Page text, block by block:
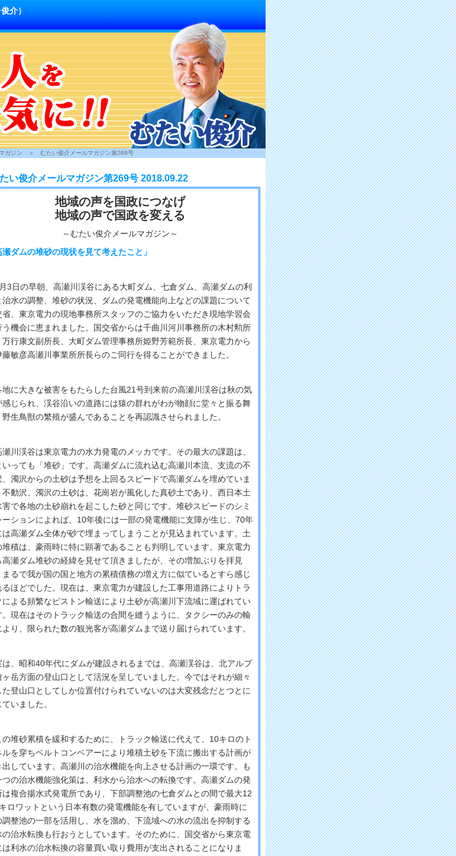
介）
ガジン＞むたい俊介メールマガジン第269号
い俊介メールマガジン第269号 2018.09.22
地域の声を国政につなげ
地域の声で国政を変える
～むたい俊介メールマガジン～
瀬ダムの堆砂の現状を見て考えたこと」
3日の早朝、高瀬川渓谷にある大町ダム、七倉ダム、高瀬ダムの利
治水の調整、堆砂の状況、ダムの発電機能向上などの課題について
省、東京電力の現地事務所スタッフのご協力をいただき現地学習会
う機会に恵まれました。国交省からは千曲川河川事務所の木村勲所
万行康文副所長、大町ダム管理事務所姫野芳範所長、東京電力から
藤敏彦高瀬川事業所所長らのご同行を得ることができました。
に大きな被害をもたらした台風21号到来前の高瀬川渓谷は秋の気
感じられ、渓谷沿いの道路には猿の群れがわが物顔に堂々と振る舞
野生鳥獣の繁殖が盛んであることを再認識させられました。
川渓谷は東京電力の水力発電のメッカです。その最大の課題は、
いっても「堆砂」です。高瀬ダムに流れ込む高瀬川本流、支流の不
、濁沢からの土砂は予想を上回るスピードで高瀬ダムを埋めていま
不動沢、濁沢の土砂は、花崗岩が風化した真砂土であり、西日本土
害で各地の土砂崩れを起こした砂と同じです。堆砂スピードのシミ
ーションによれば、10年後には一部の発電機能に支障が生じ、70年
は高瀬ダム全体が砂で埋まってしまうことが見込まれています。土
堆積は、豪雨時に特に顕著であることも判明しています。東京電力
高瀬ダム堆砂の経緯を見せて頂きましたが、その増加ぶりを拝見
まるで我が国の国と地方の累積債務の増え方に似ているとすら感じ
るほどでした。現在は、東京電力が建設した工事用道路によりトラ
による頻繁なピストン輸送により土砂が高瀬川下流域に運ばれてい
。現在はそのトラック輸送の合間を縫うように、タクシーのみの輸
より、限られた数の観光客が高瀬ダムまで送り届けられています。
、昭和40年代にダムが建設されるまでは、高瀬渓谷は、北アルプ
ヶ岳方面の登山口として活況を呈していました。今ではそれが細々
た登山口としてしか位置付けられていないのは大変残念だとつとに
いました。
堆砂累積を緩和するために、トラック輸送に代えて、10キロのト
ルを穿ちベルトコンベアーにより堆積土砂を下流に搬出する計画が
出しています。高瀬川の治水機能を向上させる計画の一環です。も
つの治水機能強化策は、利水から治水への転換です。高瀬ダムの発
は複合揚水式発電所であり、下部調整池の七倉ダムとの間で最大12
ロワットという日本有数の発電機能を有していますが、豪雨時に
調整池の一部を活用し、水を溜め、下流域への水の流出を抑制する
の治水転換も行おうとしています。そのために、国交省から東京電
は利水の治水転換の容量買い取り費用が支出されることになりま